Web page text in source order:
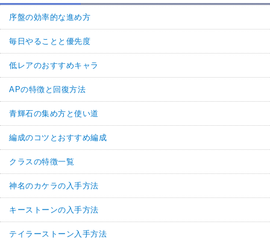
序盤の効率的な進め方
毎日やることと優先度
低レアのおすすめキャラ
APの特徴と回復方法
青輝石の集め方と使い道
編成のコツとおすすめ編成
クラスの特徴一覧
神名のカケラの入手方法
キーストーンの入手方法
テイラーストーン入手方法